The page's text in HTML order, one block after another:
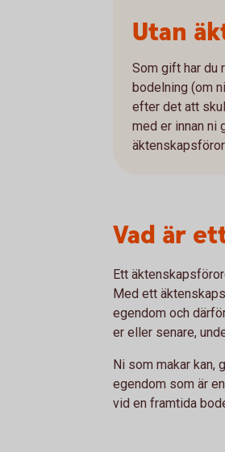
Utan
Som gift har du
bodelning (om
efter det att
med er innan ni
Vad är
Ett
Med ett
egendom och
er eller senare,
Ni som makar kan,
egendom som är
vid en framtida